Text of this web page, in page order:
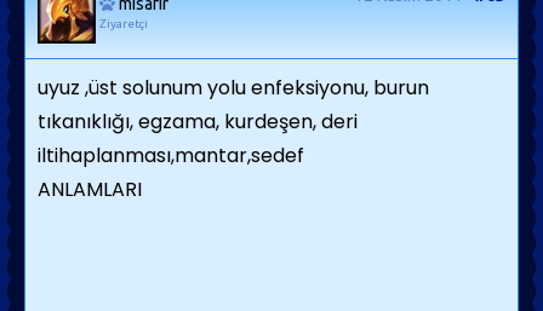
Ziyaretçi
uyuz ,üst solunum yolu enfeksiyonu, burun
tıkanıklığı, egzama, kurdeşen, deri
iltihaplanması,mantar,sedef
ANLAMLARI